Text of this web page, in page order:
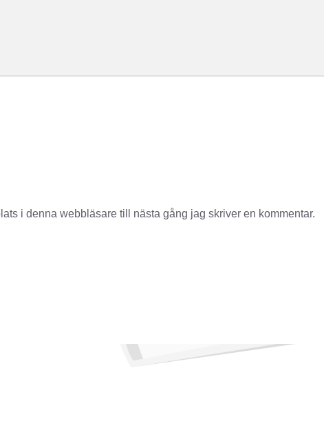
i denna webbläsare till nästa gång jag skriver en kommentar.